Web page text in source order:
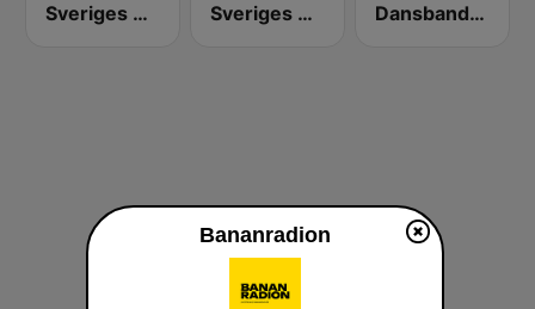
Sveriges Radio P4 Kalmar Sveriges Radio P4 Väst Dansbandskanalen
Bananradion